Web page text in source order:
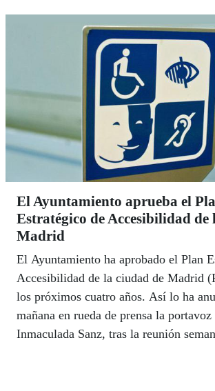
El Ayuntamiento aprueba el
Estratégico de Accesibilidad de
Madrid
El Ayuntamiento ha aprobado el Plan
Accesibilidad de la ciudad de Madrid
los próximos cuatro años. Así lo ha
mañana en rueda de prensa la
Inmaculada Sanz, tras la reunión